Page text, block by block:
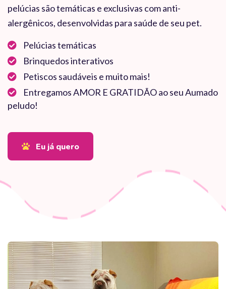
pelúcias são temáticas e exclusivas com anti-
alergênicos, desenvolvidas para saúde de seu pet.
Pelúcias temáticas
Brinquedos interativos
Petiscos saudáveis e muito mais!
Entregamos AMOR E GRATIDÃO ao seu Aumado
peludo!
Eu já quero